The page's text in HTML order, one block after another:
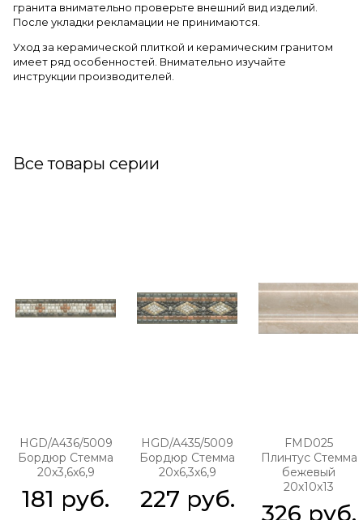
гранита внимательно проверьте внешний вид изделий.
После укладки рекламации не принимаются.
Уход за керамической плиткой и керамическим гранитом
имеет ряд особенностей. Внимательно изучайте
инструкции производителей.
Все товары серии
HGD/A436/5009
Бордюр Стемма
20x3,6x6,9
181 руб.
HGD/A435/5009
Бордюр Стемма
20x6,3x6,9
227 руб.
FMD025
Плинтус Стемма
бежевый
20x10x13
326 руб.